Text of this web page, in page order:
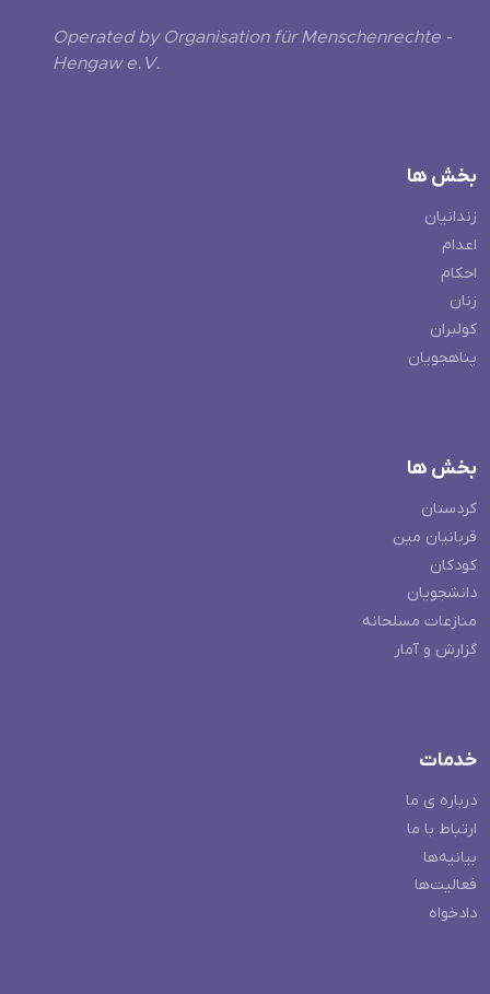
Operated by Organisation für Menschenrechte -
Hengaw e.V.
بخش ها
زندانیان
اعدام
احکام
زنان
کولبران
پناهجویان
بخش ها
کردستان
قربانیان مین
کودکان
دانشجویان
منازعات مسلحانه
گزارش و آمار
خدمات
درباره ی ما
ارتباط با ما
بیانیه‌ها
فعالیت‌ها
دادخواه